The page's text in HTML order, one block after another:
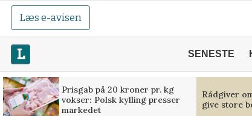
Læs e-avisen
SENESTE
Prisgab på 20 kroner pr. kg
vokser: Polsk kylling presser
markedet
Rådgiver
give store